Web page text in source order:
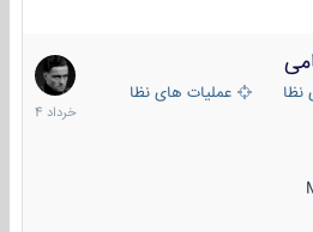
ایرانعملیات های نظامی خارجی
5
خرداد
1404